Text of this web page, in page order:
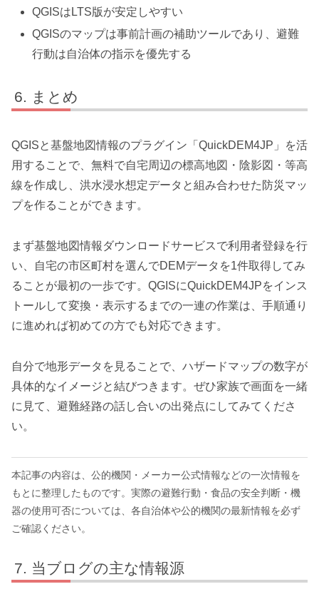
QGISはLTS版が安定しやすい
QGISのマップは事前計画の補助ツールであり、避難
行動は自治体の指示を優先する
まとめ
QGISと基盤地図情報のプラグイン「QuickDEM4JP」を活
用することで、無料で自宅周辺の標高地図・陰影図・等高
線を作成し、洪水浸水想定データと組み合わせた防災マッ
プを作ることができます。
まず基盤地図情報ダウンロードサービスで利用者登録を行
い、自宅の市区町村を選んでDEMデータを1件取得してみ
ることが最初の一歩です。QGISにQuickDEM4JPをインス
トールして変換・表示するまでの一連の作業は、手順通り
に進めれば初めての方でも対応できます。
自分で地形データを見ることで、ハザードマップの数字が
具体的なイメージと結びつきます。ぜひ家族で画面を一緒
に見て、避難経路の話し合いの出発点にしてみてくださ
い。
本記事の内容は、公的機関・メーカー公式情報などの一次情報を
もとに整理したものです。実際の避難行動・食品の安全判断・機
器の使用可否については、各自治体や公的機関の最新情報を必ず
ご確認ください。
当ブログの主な情報源